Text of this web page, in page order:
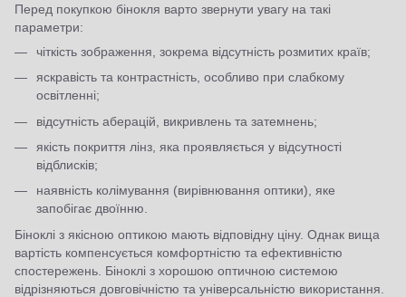
Перед покупкою бінокля варто звернути увагу на такі
параметри:
чіткість зображення, зокрема відсутність розмитих країв;
яскравість та контрастність, особливо при слабкому
освітленні;
відсутність аберацій, викривлень та затемнень;
якість покриття лінз, яка проявляється у відсутності
відблисків;
наявність колімування (вирівнювання оптики), яке
запобігає двоїнню.
Біноклі з якісною оптикою мають відповідну ціну. Однак вища
вартість компенсується комфортністю та ефективністю
спостережень. Біноклі з хорошою оптичною системою
відрізняються довговічністю та універсальністю використання.